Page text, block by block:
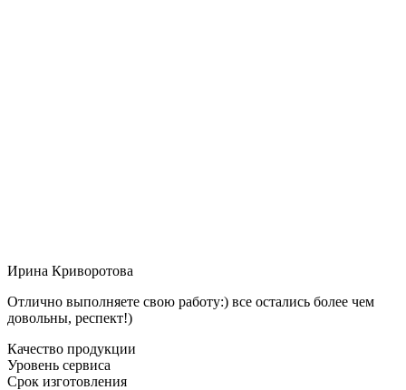
Ирина Криворотова
Отлично выполняете свою работу:) все остались более чем
довольны, респект!)
Качество продукции
Уровень сервиса
Срок изготовления